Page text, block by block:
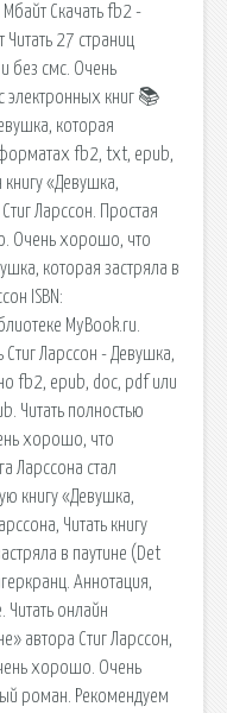
Cкачать fb2 -
27 страниц
без смс. Очень
книг 📚
которая
форматах fb2, txt, epub,
книгу «Девушка,
Ларссон. Простая
Очень хорошо, что
которая застряла в
ISBN:
MyBook.ru.
Стиг Ларссон - Девушка,
fb2, epub, doc, pdf или
Читать полностью
хорошо, что
Ларссона стал
книгу «Девушка,
Читать книгу
в паутине (Det
Аннотация,
Читать онлайн
автора Стиг Ларссон,
хорошо. Очень
роман. Рекомендуем